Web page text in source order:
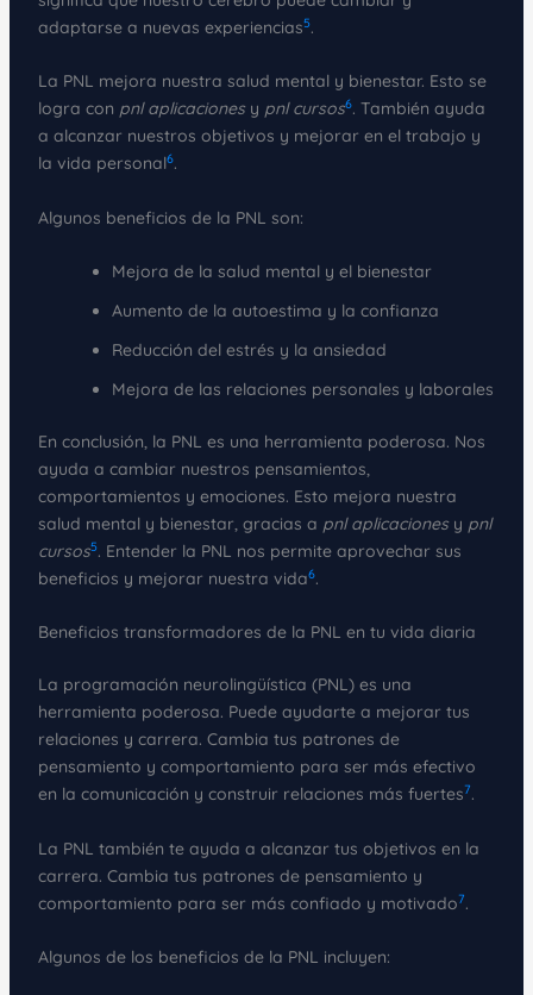
adaptarse a nuevas experiencias5.
La PNL mejora nuestra salud mental y bienestar. Esto se
logra con pnl aplicacionesy pnl cursos6. También ayuda
a alcanzar nuestros objetivos y mejorar en el trabajo y
la vida personal6.
Algunos beneficios de la PNL son:
Mejora de la salud mental y el bienestar
Aumento de la autoestima y la confianza
Reducción del estrés y la ansiedad
Mejora de las relaciones personales y laborales
En conclusión, la PNL es una herramienta poderosa. Nos
ayuda a cambiar nuestros pensamientos,
comportamientos y emociones. Esto mejora nuestra
salud mental y bienestar, gracias a pnl aplicacionesy pnl
cursos5. Entender la PNL nos permite aprovechar sus
beneficios y mejorar nuestra vida6.
Beneficios transformadores de la PNL en tu vida diaria
La programación neurolingüística (PNL) es una
herramienta poderosa. Puede ayudarte a mejorar tus
relaciones y carrera. Cambia tus patrones de
pensamiento y comportamiento para ser más efectivo
en la comunicación y construir relaciones más fuertes7.
La PNL también te ayuda a alcanzar tus objetivos en la
carrera. Cambia tus patrones de pensamiento y
comportamiento para ser más confiado y motivado7.
Algunos de los beneficios de la PNL incluyen: